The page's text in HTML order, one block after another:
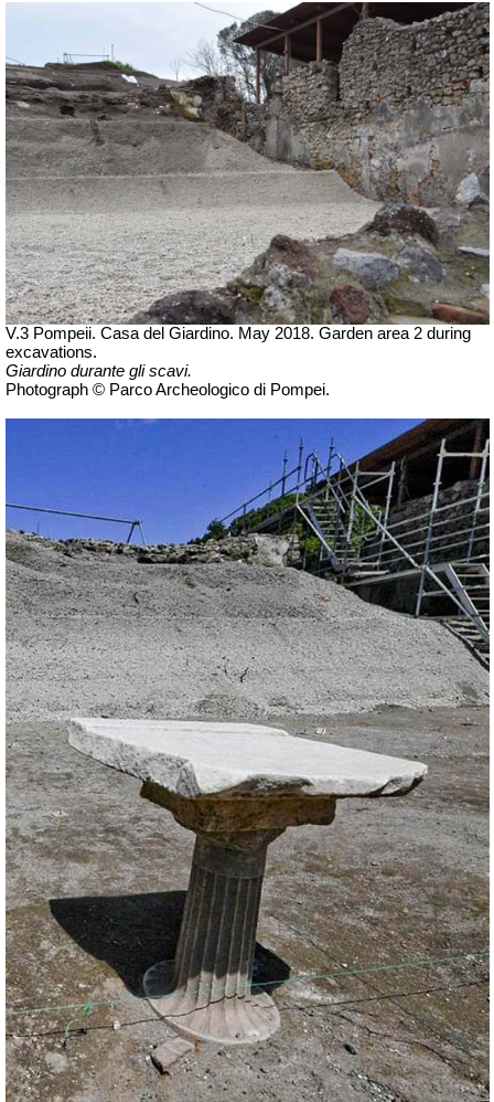
V.3 Pompeii. Casa del Giardino. May 2018. Garden area 2 during
excavations.
Giardino durante gli scavi.
Photograph © Parco Archeologico di Pompei.